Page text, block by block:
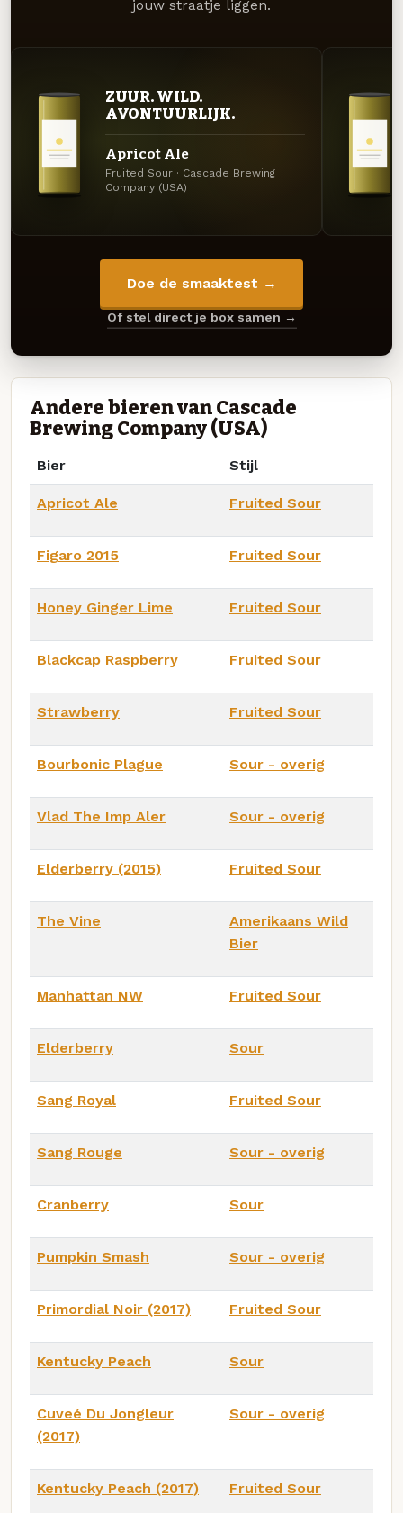
jouw straatje liggen.
ZUUR. WILD.
AVONTUURLIJK.
Apricot Ale
Fruited Sour · Cascade Brewing
Company (USA)
Doe de smaaktest →
Of stel direct je box samen →
Andere bieren van Cascade
Brewing Company (USA)
Bier Stijl
Apricot Ale Fruited Sour
Figaro 2015 Fruited Sour
Honey Ginger Lime Fruited Sour
Blackcap Raspberry Fruited Sour
Strawberry Fruited Sour
Bourbonic Plague Sour - overig
Vlad The Imp Aler Sour - overig
Elderberry (2015) Fruited Sour
The Vine
Amerikaans Wild
Bier
Manhattan NW Fruited Sour
Elderberry Sour
Sang Royal Fruited Sour
Sang Rouge Sour - overig
Cranberry Sour
Pumpkin Smash Sour - overig
Primordial Noir (2017) Fruited Sour
Kentucky Peach Sour
Cuveé Du Jongleur
(2017)
Sour - overig
Kentucky Peach (2017) Fruited Sour